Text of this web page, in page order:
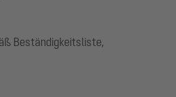
Beständigkeitsliste,